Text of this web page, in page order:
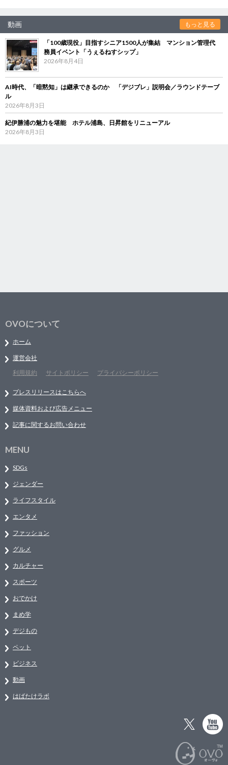
動画 もっと見る
「100歳現役」目指すシニア1500人が集結 マンション管理代
務員イベント「うぇるねすシップ」
2026年8月4日
AI時代、「暗黙知」は継承できるのか 「デジブレ」説明会／ラウンドテーブ
ル
2026年8月3日
紀伊勝浦の魅力を堪能 ホテル浦島、日昇館をリニューアル
2026年8月3日
OVOについて
ホーム
運営会社
利用規約
サイトポリシー プライバシーポリシー
プレスリリースはこちらへ
媒体資料および広告メニュー
記事に関するお問い合わせ
MENU
SDGs
ジェンダー
ライフスタイル
エンタメ
ファッション
グルメ
カルチャー
スポーツ
おでかけ
まめ学
デジもの
ペット
ビジネス
動画
はばたけラボ